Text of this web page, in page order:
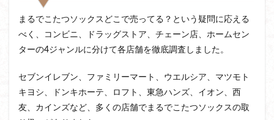
まるでこたつソックスどこで売ってる？という疑問に応える
べく、コンビニ、ドラッグストア、チェーン店、ホームセン
ターの4ジャンルに分けて各店舗を徹底調査しました。
セブンイレブン、ファミリーマート、ウエルシア、マツモト
キヨシ、ドンキホーテ、ロフト、東急ハンズ、イオン、西
友、カインズなど、多くの店舗でまるでこたつソックスの取